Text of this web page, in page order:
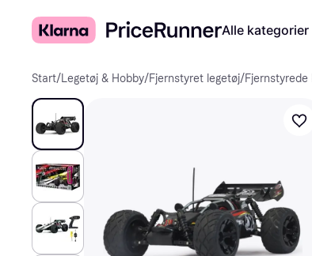
Alle kategorier
Start/Legetøj & Hobby/Fjernstyret legetøj/Fjernstyrede